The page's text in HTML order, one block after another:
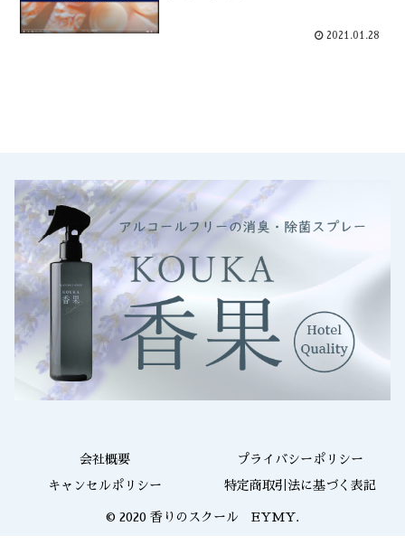
2021.01.28
会社概要 プライバシーポリシー
キャンセルポリシー 特定商取引法に基づく表記
© 2020 香りのスクール EYMY.